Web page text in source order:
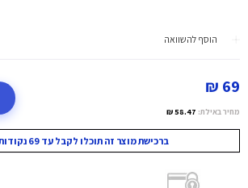
הוסף להשוואה
69 ₪
מחיר באילת: 58.47 ₪
ברכישת מוצר זה תוכלו לקבל עד 69 נקודות מועדון!